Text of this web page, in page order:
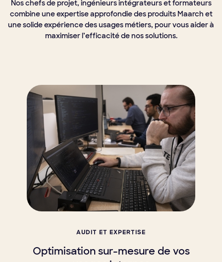
Nos chefs de projet, ingénieurs intégrateurs et formateurs
combine une expertise approfondie des produits Maarch et
une solide expérience des usages métiers, pour vous aider à
maximiser l’efficacité de nos solutions.
AUDIT ET EXPERTISE
Optimisation sur-mesure de vos